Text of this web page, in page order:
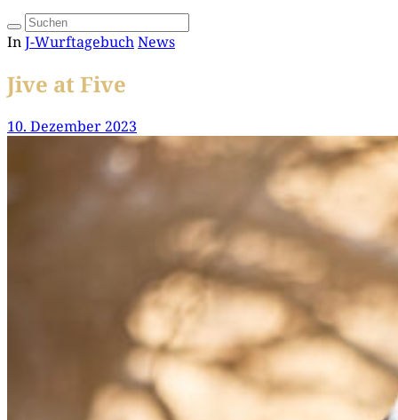
InJ-WurftagebuchNews
Jive at Five
10. Dezember 2023